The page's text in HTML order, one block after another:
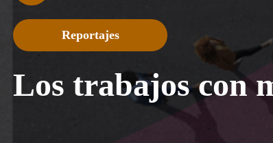
Los trabajos con
Reportajes